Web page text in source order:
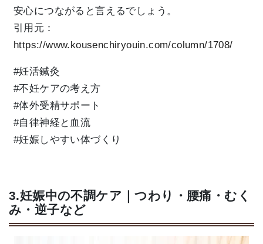
安心につながると言えるでしょう。
引用元：
https://www.kousenchiryouin.com/column/1708/
#妊活鍼灸
#不妊ケアの考え方
#体外受精サポート
#自律神経と血流
#妊娠しやすい体づくり
3.妊娠中の不調ケア｜つわり・腰痛・むく
み・逆子など